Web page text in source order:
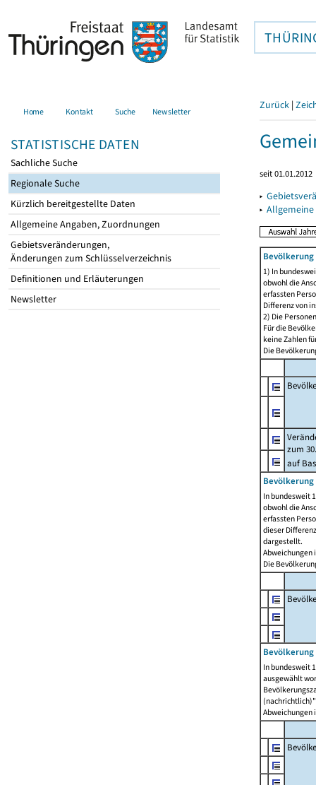
Home Kontakt Suche Newsletter
STATISTISCHE DATEN
Sachliche Suche
Regionale Suche
Kürzlich bereitgestellte Daten
Allgemeine Angaben, Zuordnungen
Gebietsveränderungen,
Änderungen zum Schlüsselverzeichnis
Definitionen und Erläuterungen
Newsletter
Zurück |
seit 01.01.2012
▸
▸
1) In
obwohl die
erfassten
Differenz von
2) Die
Für die
keine Zahlen
Die
zum
auf
Bevölkerung
In bundesweit
obwohl die
erfassten
dieser
dargestellt.
Abweichungen
Die
In bundesweit
ausgewählt
Abweichungen